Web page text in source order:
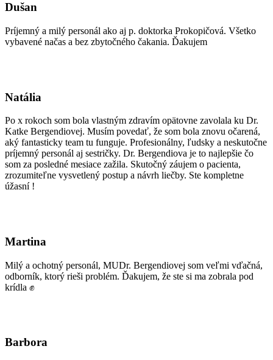
Dušan
Príjemný a milý personál ako aj p. doktorka Prokopičová. Všetko
vybavené načas a bez zbytočného čakania. Ďakujem
Natália
Po x rokoch som bola vlastným zdravím opätovne zavolala ku Dr.
Katke Bergendiovej. Musím povedať, že som bola znovu očarená,
aký fantasticky team tu funguje. Profesionálny, ľudsky a neskutočne
príjemný personál aj sestričky. Dr. Bergendiova je to najlepšie čo
som za posledné mesiace zažila. Skutočný záujem o pacienta,
zrozumiteľne vysvetlený postup a návrh liečby. Ste kompletne
úžasní !
Martina
Milý a ochotný personál, MUDr. Bergendiovej som veľmi vďačná,
odborník, ktorý rieši problém. Ďakujem, že ste si ma zobrala pod
krídla ✊
Barbora